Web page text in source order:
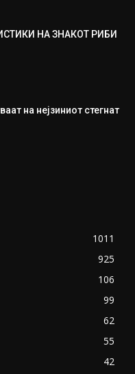
НА ЗНАКОТ РИБИ
на нејзиниот стегнат
1011
925
106
99
62
55
42